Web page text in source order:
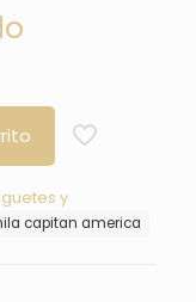
y
capitan america